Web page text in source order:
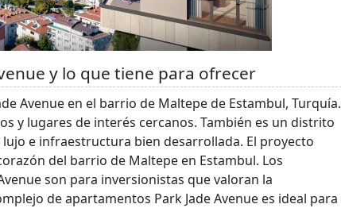
y lo que tiene para ofrecer
Avenue en el barrio de Maltepe de Estambul, Turquía.
y lugares de interés cercanos. También es un distrito
e infraestructura bien desarrollada. El proyecto
del barrio de Maltepe en Estambul. Los
son para inversionistas que valoran la
de apartamentos Park Jade Avenue es ideal para